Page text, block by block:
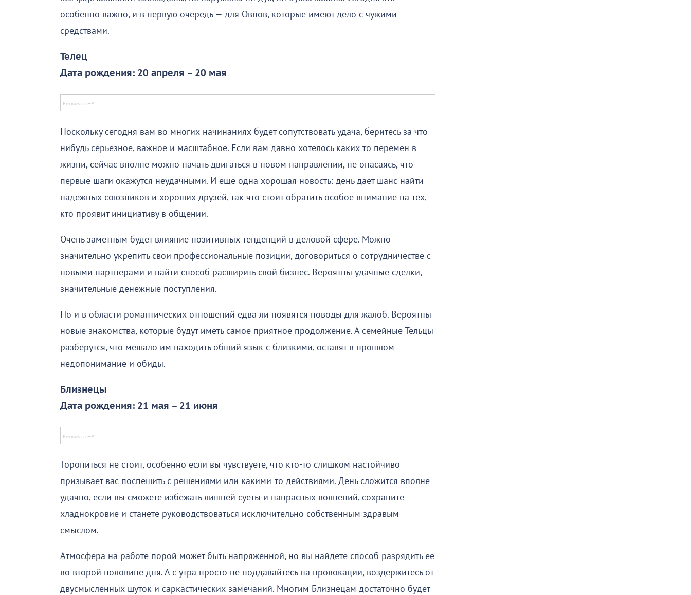
особенно важно, и в первую очередь — для Овнов, которые имеют дело с чужими
средствами.
Телец
Дата рождения: 20 апреля – 20 мая
Поскольку сегодня вам во многих начинаниях будет сопутствовать удача, беритесь за что-
нибудь серьезное, важное и масштабное. Если вам давно хотелось каких-то перемен в
жизни, сейчас вполне можно начать двигаться в новом направлении, не опасаясь, что
первые шаги окажутся неудачными. И еще одна хорошая новость: день дает шанс найти
надежных союзников и хороших друзей, так что стоит обратить особое внимание на тех,
кто проявит инициативу в общении.
Очень заметным будет влияние позитивных тенденций в деловой сфере. Можно
значительно укрепить свои профессиональные позиции, договориться о сотрудничестве с
новыми партнерами и найти способ расширить свой бизнес. Вероятны удачные сделки,
значительные денежные поступления.
Но и в области романтических отношений едва ли появятся поводы для жалоб. Вероятны
новые знакомства, которые будут иметь самое приятное продолжение. А семейные Тельцы
разберутся, что мешало им находить общий язык с близкими, оставят в прошлом
недопонимание и обиды.
Близнецы
Дата рождения: 21 мая – 21 июня
Торопиться не стоит, особенно если вы чувствуете, что кто-то слишком настойчиво
призывает вас поспешить с решениями или какими-то действиями. День сложится вполне
удачно, если вы сможете избежать лишней суеты и напрасных волнений, сохраните
хладнокровие и станете руководствоваться исключительно собственным здравым
смыслом.
Атмосфера на работе порой может быть напряженной, но вы найдете способ разрядить ее
во второй половине дня. А с утра просто не поддавайтесь на провокации, воздержитесь от
двусмысленных шуток и саркастических замечаний. Многим Близнецам достаточно будет